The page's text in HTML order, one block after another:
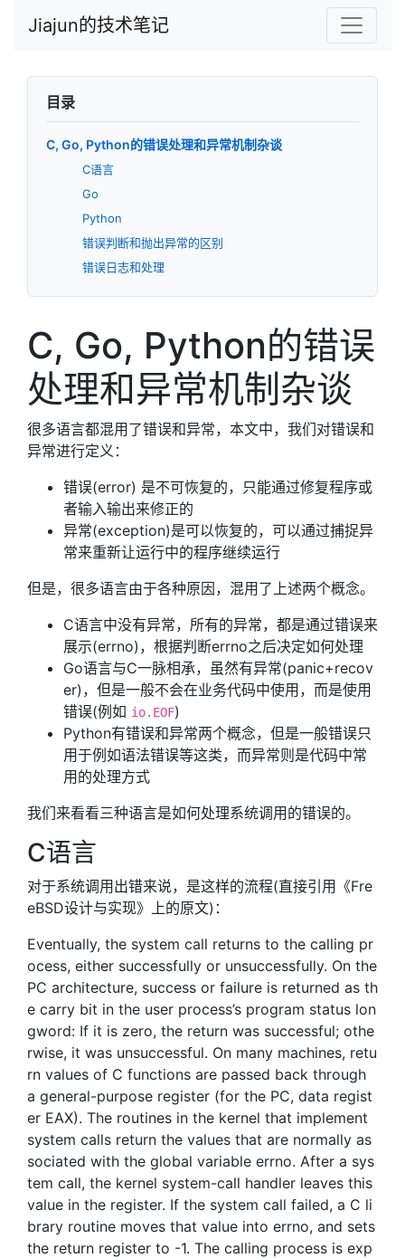
Jiajun的技术笔记
目录
C, Go, Python的错误处理和异常机制杂谈
C语言
Go
Python
错误判断和抛出异常的区别
错误日志和处理
C, Go, Python的错误
处理和异常机制杂谈
很多语言都混用了错误和异常，本文中，我们对错误和
异常进行定义：
错误(error) 是不可恢复的，只能通过修复程序或
者输入输出来修正的
异常(exception)是可以恢复的，可以通过捕捉异
常来重新让运行中的程序继续运行
但是，很多语言由于各种原因，混用了上述两个概念。
C语言中没有异常，所有的异常，都是通过错误来
展示(errno)，根据判断errno之后决定如何处理
Go语言与C一脉相承，虽然有异常(panic+recov
er)，但是一般不会在业务代码中使用，而是使用
错误(例如 io.EOF)
Python有错误和异常两个概念，但是一般错误只
用于例如语法错误等这类，而异常则是代码中常
用的处理方式
我们来看看三种语言是如何处理系统调用的错误的。
C语言
对于系统调用出错来说，是这样的流程(直接引用《Fre
eBSD设计与实现》上的原文)：
Eventually, the system call returns to the calling pr
ocess, either successfully or unsuccessfully. On the
PC architecture, success or failure is returned as th
e carry bit in the user process’s program status lon
gword: If it is zero, the return was successful; othe
rwise, it was unsuccessful. On many machines, retu
rn values of C functions are passed back through
a general-purpose register (for the PC, data regist
er EAX). The routines in the kernel that implement
system calls return the values that are normally as
sociated with the global variable errno. After a sys
tem call, the kernel system-call handler leaves this
value in the register. If the system call failed, a C li
brary routine moves that value into errno, and sets
the return register to -1. The calling process is exp